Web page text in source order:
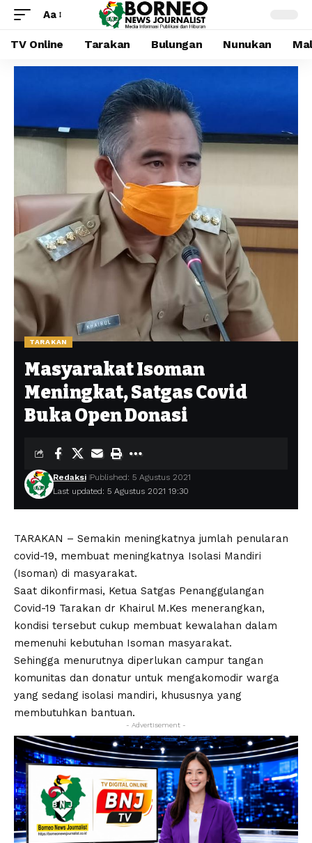
Aa
TV Online Tarakan Bulungan Nunukan
TARAKAN
Masyarakat Isoman
Meningkat, Satgas Covid
Buka Open Donasi
Last updated: 5 Agustus 2021 19:30
Redaksi Published: 5 Agustus 2021
TARAKAN – Semakin meningkatnya jumlah penularan
covid-19, membuat meningkatnya Isolasi Mandiri
(Isoman) di masyarakat.
Saat dikonfirmasi, Ketua Satgas Penanggulangan
Covid-19 Tarakan dr Khairul M.Kes menerangkan,
kondisi tersebut cukup membuat kewalahan dalam
memenuhi kebutuhan Isoman masyarakat.
Sehingga menurutnya diperlukan campur tangan
komunitas dan donatur untuk mengakomodir warga
yang sedang isolasi mandiri, khususnya yang
membutuhkan bantuan.
- Advertisement -